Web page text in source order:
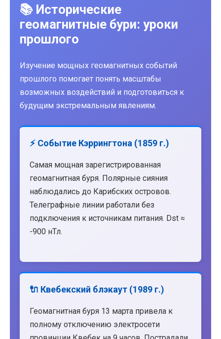
📚 Исторические
геомагнитные бури: уроки
прошлого
Изучение мощных геомагнитных событий
прошлого помогает понять масштабы
возможных воздействий и подготовиться к
будущим экстремальным явлениям.
⚡ Событие Кэррингтона (1859 г.)
Самая мощная зарегистрированная
геомагнитная буря. Полярные сияния
наблюдались до Карибских островов.
Телеграфные линии работали без
подключения к источникам питания. Dst ≈
-900 нТл.
🔌 Квебекский блэкаут (1989 г.)
Геомагнитная буря 13 марта привела к
полному отключению электросети